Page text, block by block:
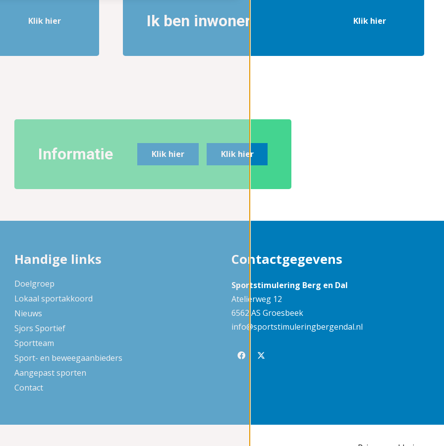
Klik hier Ik ben inwoner Klik hier
Informatie Klik hier Klik hier
Handige links
Doelgroep
Lokaal sportakkoord
Nieuws
Sjors Sportief
Sportteam
Sport- en beweegaanbieders
Aangepast sporten
Contact
Contactgegevens
Sportstimulering Berg en Dal
Atelierweg 12
6562 AS Groesbeek
info@sportstimuleringbergendal.nl